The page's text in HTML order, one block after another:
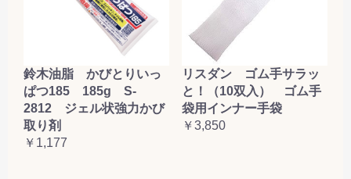
鈴木油脂 かびとりいっ
ぱつ185 185g S-
2812 ジェル状強力かび
取り剤
￥1,177
リスダン ゴム手サラッ
と！（10双入） ゴム手
袋用インナー手袋
￥3,850